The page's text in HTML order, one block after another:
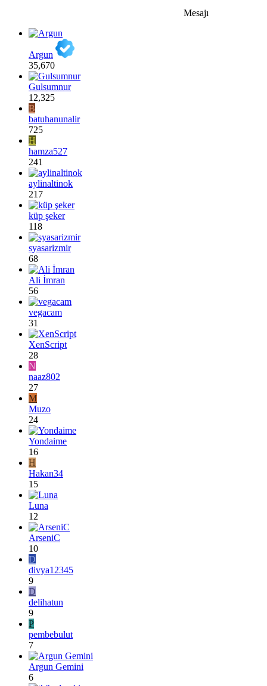
Mesajı
Argun
35,670
Gulsumnur
12,325
B
batuhanunalir
725
H
hamza527
241
aylinaltinok
217
küp şeker
118
syasarizmir
68
Ali İmran
56
vegacam
31
XenScript
28
N
naaz802
27
M
Muzo
24
Yondaime
16
H
Hakan34
15
Luna
12
ArseniC
10
D
divya12345
9
D
delihatun
9
P
pembebulut
7
Argun Gemini
6